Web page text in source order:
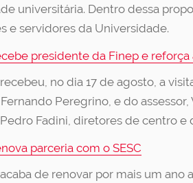
universitária. Dentro dessa
e servidores da Universidade.
presidente da Finep e
recebeu, no dia 17 de agosto, a
Peregrino, e do
Fadini, diretores de centro
parceria com o SESC
acaba de renovar por mais um